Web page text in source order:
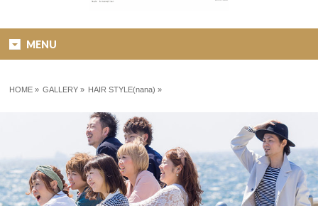
MENU
HOME » GALLERY » HAIR STYLE(nana) »